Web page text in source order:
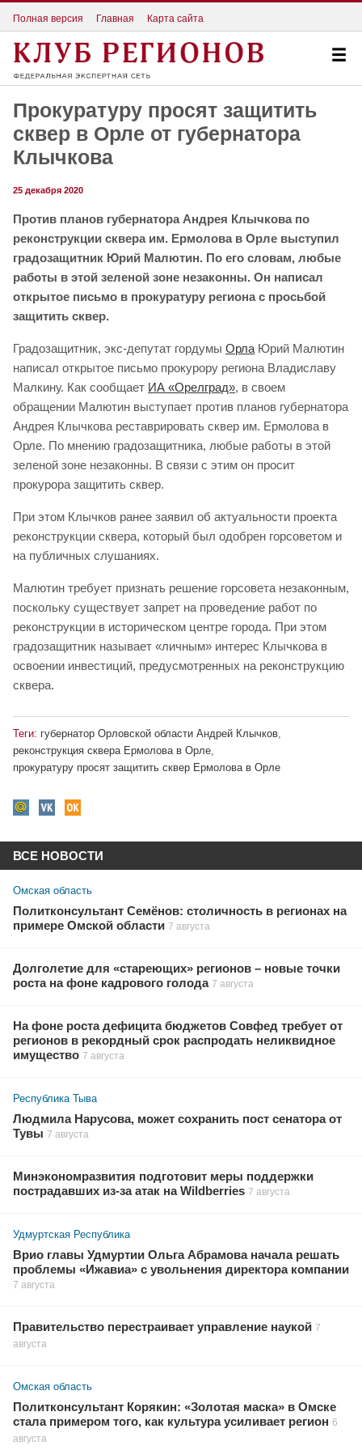
Полная версия Главная Карта сайта
Прокуратуру просят защитить
сквер в Орле от губернатора
Клычкова
25 декабря 2020
Против планов губернатора Андрея Клычкова по
реконструкции сквера им. Ермолова в Орле выступил
градозащитник Юрий Малютин. По его словам, любые
работы в этой зеленой зоне незаконны. Он написал
открытое письмо в прокуратуру региона с просьбой
защитить сквер.
Градозащитник, экс-депутат гордумы Орла Юрий Малютин
написал открытое письмо прокурору региона Владиславу
Малкину. Как сообщает ИА «Орелград», в своем
обращении Малютин выступает против планов губернатора
Андрея Клычкова реставрировать сквер им. Ермолова в
Орле. По мнению градозащитника, любые работы в этой
зеленой зоне незаконны. В связи с этим он просит
прокурора защитить сквер.
При этом Клычков ранее заявил об актуальности проекта
реконструкции сквера, который был одобрен горсоветом и
на публичных слушаниях.
Малютин требует признать решение горсовета незаконным,
поскольку существует запрет на проведение работ по
реконструкции в историческом центре города. При этом
градозащитник называет «личным» интерес Клычкова в
освоении инвестиций, предусмотренных на реконструкцию
сквера.
Теги: губернатор Орловской области Андрей Клычков
реконструкция сквера Ермолова в Орле
прокуратуру просят защитить сквер Ермолова в Орле
ВСЕ НОВОСТИ
Омская область
Политконсультант Семёнов: столичность в регионах на
примере Омской области 7 августа
Долголетие для «стареющих» регионов – новые точки
роста на фоне кадрового голода 7 августа
На фоне роста дефицита бюджетов Совфед требует от
регионов в рекордный срок распродать неликвидное
имущество 7 августа
Республика Тыва
Людмила Нарусова, может сохранить пост сенатора от
Тувы 7 августа
Минэкономразвития подготовит меры поддержки
пострадавших из-за атак на Wildberries 7 августа
Удмуртская Республика
Врио главы Удмуртии Ольга Абрамова начала решать
проблемы «Ижавиа» с увольнения директора компании
7 августа
Правительство перестраивает управление наукой 7
августа
Омская область
Политконсультант Корякин: «Золотая маска» в Омске
стала примером того, как культура усиливает регион 6
августа